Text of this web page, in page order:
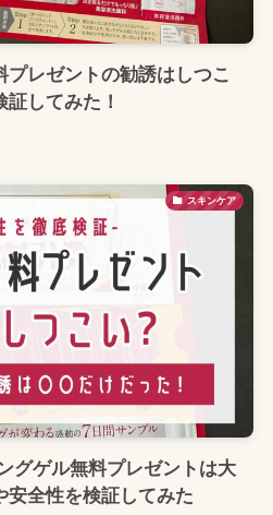
プレゼントの勧誘はしつこ
してみた！
スキンケア
グゲル無料プレゼントは大
安全性を検証してみた